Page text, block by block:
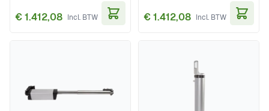
€ 1.412,08 € 1.412,08